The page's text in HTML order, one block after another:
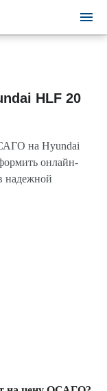
HLF 20
на Hyundai
онлайн-
надежной